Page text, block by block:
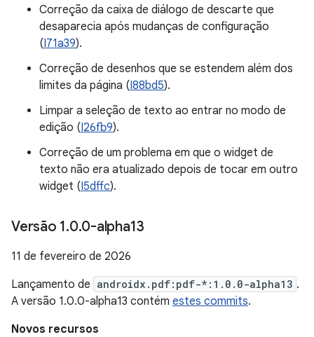
Correção da caixa de diálogo de descarte que
desaparecia após mudanças de configuração
(I71a39).
Correção de desenhos que se estendem além dos
limites da página (I88bd5).
Limpar a seleção de texto ao entrar no modo de
edição (I26fb9).
Correção de um problema em que o widget de
texto não era atualizado depois de tocar em outro
widget (I5dffc).
Versão 1.0.0-alpha13
11 de fevereiro de 2026
Lançamento de androidx.pdf:pdf-*:1.0.0-alpha13 .
A versão 1.0.0-alpha13 contém estes commits.
Novos recursos